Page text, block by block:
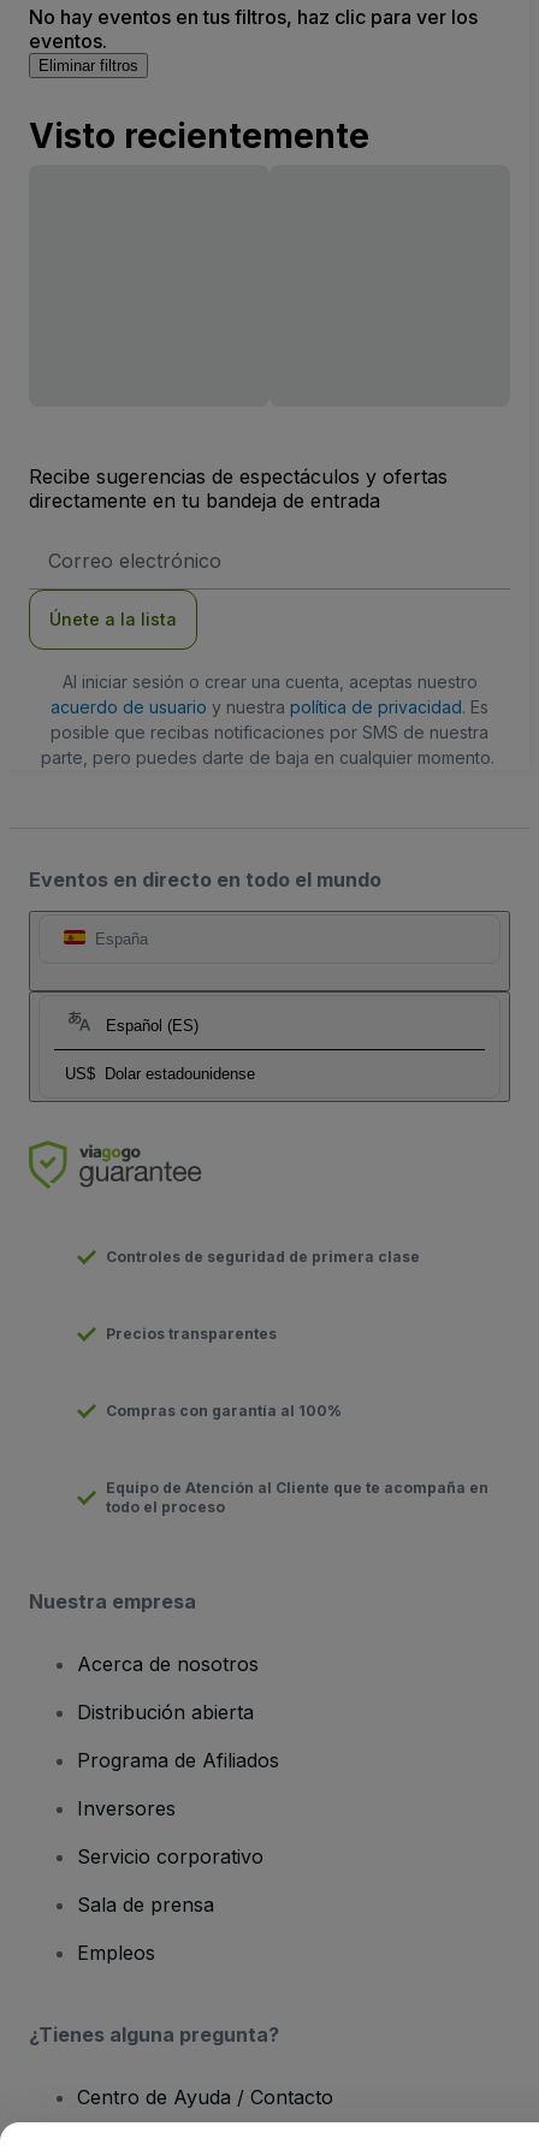
No hay eventos en tus filtros, haz clic para ver los
eventos.
Eliminar filtros
Visto recientemente
Recibe sugerencias de espectáculos y ofertas
directamente en tu bandeja de entrada
de
Únete a la lista
Al iniciar sesión o crear una cuenta, aceptas nuestro
acuerdo de usuario y nuestra política de privacidad. Es
posible que recibas notificaciones por SMS de nuestra
parte, pero puedes darte de baja en cualquier momento.
Eventos en directo en todo el mundo
España
Español (ES)
US$ Dolar estadounidense
Controles de seguridad de primera clase
Precios transparentes
Compras con garantía al 100%
Equipo de Atención al Cliente que te acompaña en
todo el proceso
Nuestra empresa
Acerca de nosotros
Distribución abierta
Programa de Afiliados
Inversores
Servicio corporativo
Sala de prensa
Empleos
¿Tienes alguna pregunta?
Centro de Ayuda / Contacto